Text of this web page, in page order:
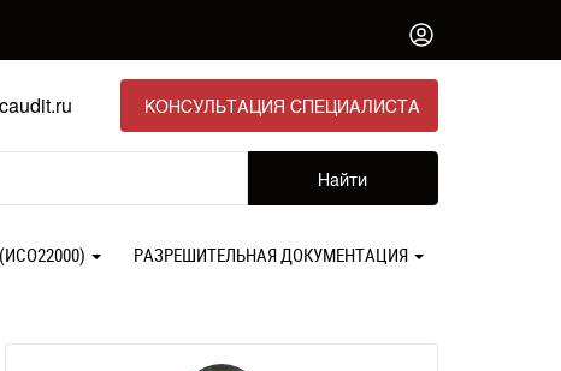
КОНСУЛЬТАЦИЯ СПЕЦИАЛИСТА
Найти
РАЗРЕШИТЕЛЬНАЯ ДОКУМЕНТАЦИЯ